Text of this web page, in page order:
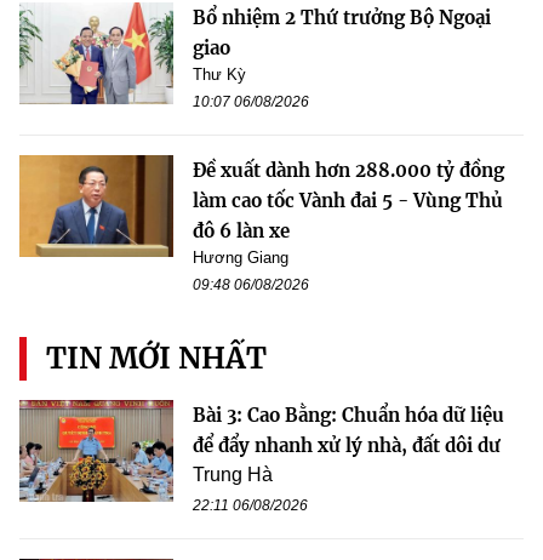
Bổ nhiệm 2 Thứ trưởng Bộ Ngoại
giao
Thư Kỳ
10:07 06/08/2026
Đề xuất dành hơn 288.000 tỷ đồng
làm cao tốc Vành đai 5 - Vùng Thủ
đô 6 làn xe
Hương Giang
09:48 06/08/2026
TIN MỚI NHẤT
Bài 3: Cao Bằng: Chuẩn hóa dữ liệu
để đẩy nhanh xử lý nhà, đất dôi dư
Trung Hà
22:11 06/08/2026